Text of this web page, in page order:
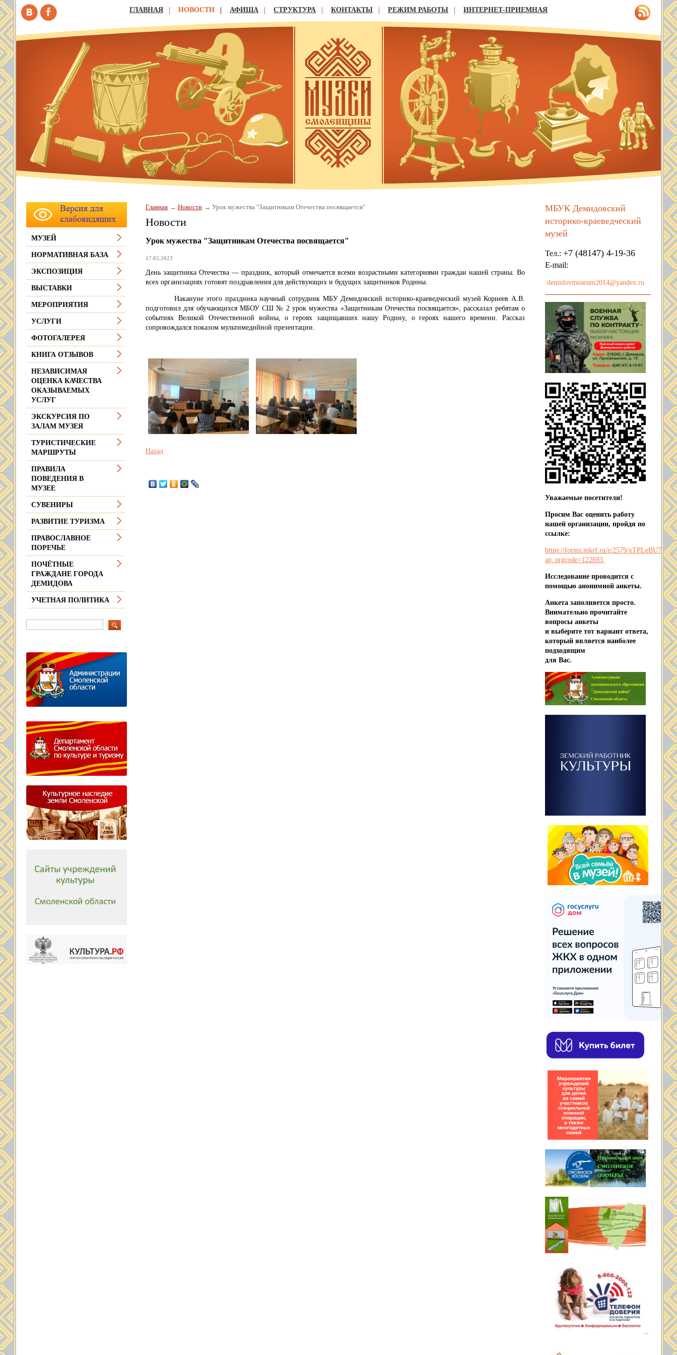
ГЛАВНАЯ НОВОСТИ АФИША СТРУКТУРА КОНТАКТЫ РЕЖИМ РАБОТЫ ИНТЕРНЕТ-ПРИЕМНАЯ
Главная Новости Урок мужества "Защитникам Отечества посвящается"
Новости
Урок мужества "Защитникам Отечества посвящается"
17.02.2023
День защитника Отечества — праздник, который отмечается всеми возрастными категориями граждан нашей страны. Во
всех организациях готовят поздравления для действующих и будущих защитников Родины.
Накануне этого праздника научный сотрудник МБУ Демидовский историко-краеведческий музей Корнеев А.В.
подготовил для обучающихся МБОУ СШ № 2 урок мужества «Защитникам Отечества посвящается», рассказал ребятам о
событиях Великой Отечественной войны, о героях защищавших нашу Родину, о героях нашего времени. Рассказ
сопровождался показом мультимедийной презентации.
Назад
МУЗЕЙ
НОРМАТИВНАЯ БАЗА
ЭКСПОЗИЦИЯ
ВЫСТАВКИ
МЕРОПРИЯТИЯ
УСЛУГИ
ФОТОГАЛЕРЕЯ
КНИГА ОТЗЫВОВ
НЕЗАВИСИМАЯ
ОЦЕНКА КАЧЕСТВА
ОКАЗЫВАЕМЫХ
УСЛУГ
ЭКСКУРСИЯ ПО
ЗАЛАМ МУЗЕЯ
ТУРИСТИЧЕСКИЕ
МАРШРУТЫ
ПРАВИЛА
ПОВЕДЕНИЯ В
МУЗЕЕ
СУВЕНИРЫ
РАЗВИТИЕ ТУРИЗМА
ПРАВОСЛАВНОЕ
ПОРЕЧЬЕ
ПОЧЁТНЫЕ
ГРАЖДАНЕ ГОРОДА
ДЕМИДОВА
УЧЕТНАЯ ПОЛИТИКА
МБУК Демидовский
историко-краеведческий
музей
Тел.: +7 (48147) 4-19-36
E-mail:
demidovmuseum2014@yandex.ru
Уважаемые посетители!
Просим Вас оценить работу
нашей организации, пройдя по
ссылке:
https://forms.mkrf.ru/e/2579/xTPLeBU7/?
ap_orgcode=122693
Исследование проводится с
помощью анонимной анкеты.
Анкета заполняется просто.
Внимательно прочитайте
вопросы анкеты
и выберите тот вариант ответа,
который является наиболее
подходящим
для Вас.